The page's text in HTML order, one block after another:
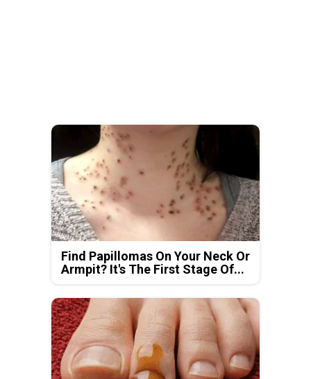
Find Papillomas On Your Neck Or
Armpit? It's The First Stage Of...